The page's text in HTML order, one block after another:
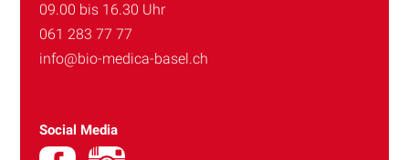
09.00 bis 16.30 Uhr
061 283 77 77
info@bio-medica-basel.ch
Social Media